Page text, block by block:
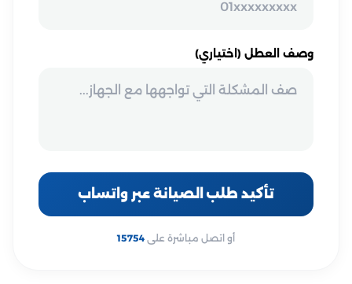
وصف العطل (اختياري)
تأكيد طلب الصيانة عبر واتساب
أو اتصل مباشرة على 15754